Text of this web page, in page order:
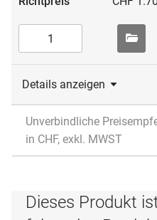
Details anzeigen
Unverbindliche
in CHF, exkl. MWST
Dieses Produkt